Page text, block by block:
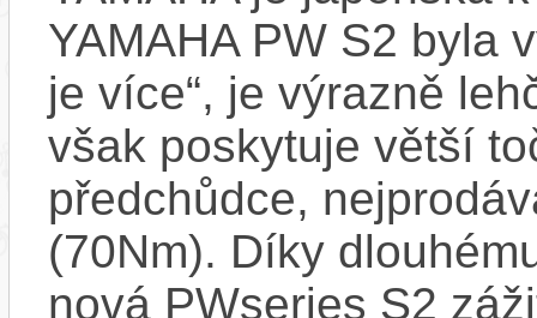
YAMAHA PW S2 byla
je více“, je výrazně
však poskytuje větší
předchůdce,
(70Nm). Díky
nová PWseries S2